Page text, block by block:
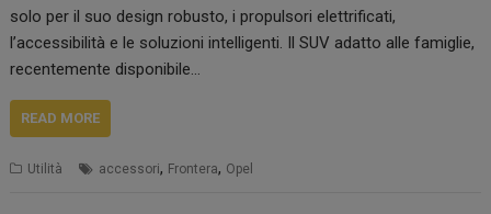
solo per il suo design robusto, i propulsori elettrificati,
l’accessibilità e le soluzioni intelligenti. Il SUV adatto alle famiglie,
recentemente disponibile…
READ MORE
Utilità accessori, Frontera, Opel